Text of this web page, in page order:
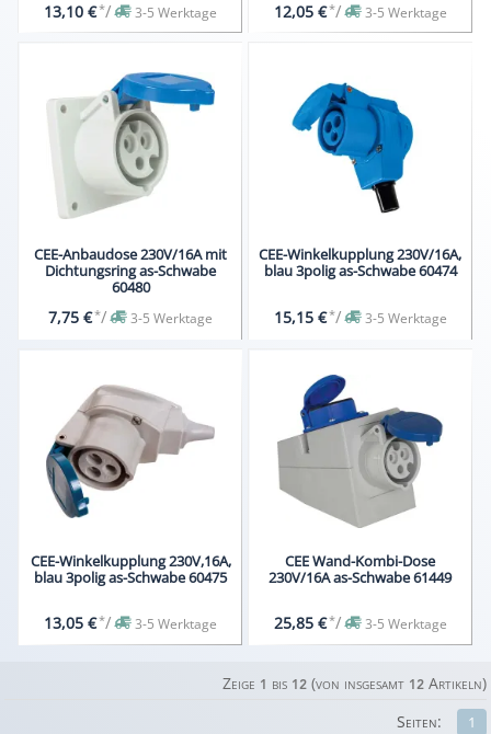
13,10 €*/ 3-5 Werktage 12,05 €*/ 3-5 Werktage
CEE-Anbaudose 230V/16A mit
Dichtungsring as-Schwabe
60480
7,75 €*/ 3-5 Werktage
CEE-Winkelkupplung 230V/16A,
blau 3polig as-Schwabe 60474
15,15 €*/ 3-5 Werktage
CEE-Winkelkupplung 230V,16A,
blau 3polig as-Schwabe 60475
13,05 €*/ 3-5 Werktage
CEE Wand-Kombi-Dose
230V/16A as-Schwabe 61449
25,85 €*/ 3-5 Werktage
Zeige 1 bis 12(von insgesamt 12Artikeln)
1
Seiten: